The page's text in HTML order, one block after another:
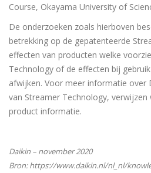
Course, Okayama University of
De onderzoeken zoals hierboven
betrekking op de gepatenteerde
effecten van producten welke
Technology of de effecten bij
afwijken. Voor meer informatie over
van Streamer Technology, verwijzen
product informatie.
Daikin – november 2020
Bron: https://www.daikin.nl/nl_nl/